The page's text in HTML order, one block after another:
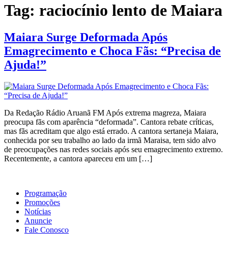
Tag: raciocínio lento de Maiara
Maiara Surge Deformada Após
Emagrecimento e Choca Fãs: “Precisa de
Ajuda!”
Da Redação Rádio Aruanã FM Após extrema magreza, Maiara
preocupa fãs com aparência “deformada”. Cantora rebate críticas,
mas fãs acreditam que algo está errado. A cantora sertaneja Maiara,
conhecida por seu trabalho ao lado da irmã Maraisa, tem sido alvo
de preocupações nas redes sociais após seu emagrecimento extremo.
Recentemente, a cantora apareceu em um […]
Programação
Promoções
Notícias
Anuncie
Fale Conosco